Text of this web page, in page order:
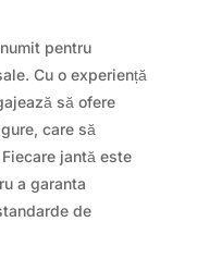
pentru
Cu o experiență
să ofere
care să
jantă este
a garanta
de